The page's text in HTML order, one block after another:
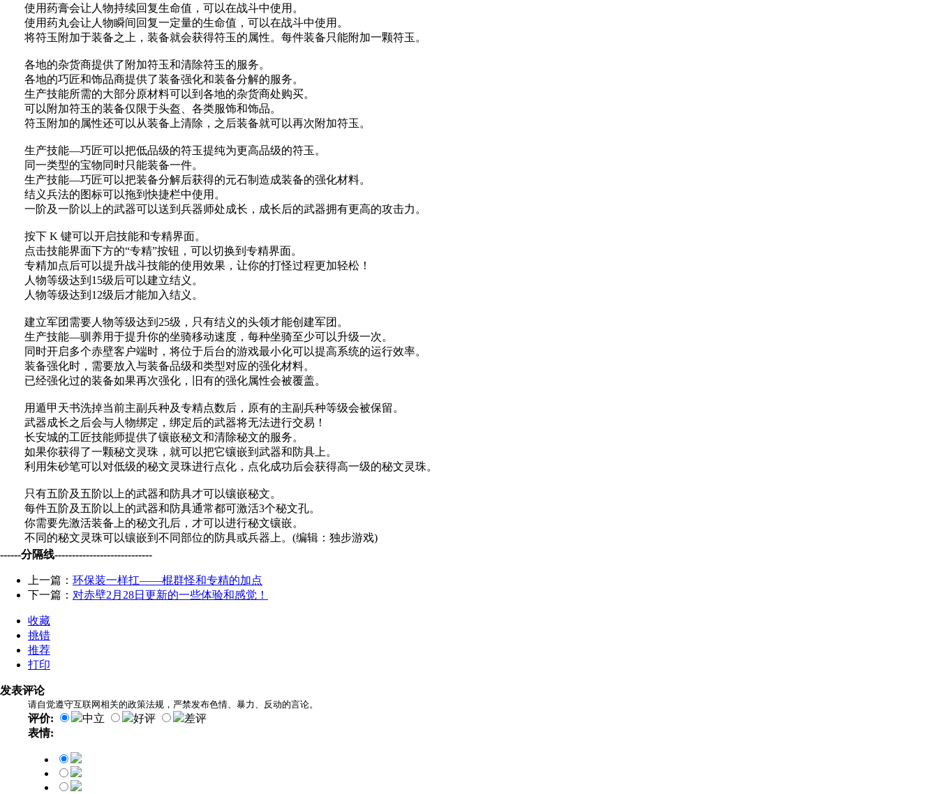
使用药膏会让人物持续回复生命值，可以在战斗中使用。
使用药丸会让人物瞬间回复一定量的生命值，可以在战斗中使用。
将符玉附加于装备之上，装备就会获得符玉的属性。每件装备只能附加一颗符玉。
各地的杂货商提供了附加符玉和清除符玉的服务。
各地的巧匠和饰品商提供了装备强化和装备分解的服务。
生产技能所需的大部分原材料可以到各地的杂货商处购买。
可以附加符玉的装备仅限于头盔、各类服饰和饰品。
符玉附加的属性还可以从装备上清除，之后装备就可以再次附加符玉。
生产技能—巧匠可以把低品级的符玉提纯为更高品级的符玉。
同一类型的宝物同时只能装备一件。
生产技能—巧匠可以把装备分解后获得的元石制造成装备的强化材料。
结义兵法的图标可以拖到快捷栏中使用。
一阶及一阶以上的武器可以送到兵器师处成长，成长后的武器拥有更高的攻击力。
按下 K 键可以开启技能和专精界面。
点击技能界面下方的“专精”按钮，可以切换到专精界面。
专精加点后可以提升战斗技能的使用效果，让你的打怪过程更加轻松！
人物等级达到15级后可以建立结义。
人物等级达到12级后才能加入结义。
建立军团需要人物等级达到25级，只有结义的头领才能创建军团。
生产技能—驯养用于提升你的坐骑移动速度，每种坐骑至少可以升级一次。
同时开启多个赤壁客户端时，将位于后台的游戏最小化可以提高系统的运行效率。
装备强化时，需要放入与装备品级和类型对应的强化材料。
已经强化过的装备如果再次强化，旧有的强化属性会被覆盖。
用遁甲天书洗掉当前主副兵种及专精点数后，原有的主副兵种等级会被保留。
武器成长之后会与人物绑定，绑定后的武器将无法进行交易！
长安城的工匠技能师提供了镶嵌秘文和清除秘文的服务。
如果你获得了一颗秘文灵珠，就可以把它镶嵌到武器和防具上。
利用朱砂笔可以对低级的秘文灵珠进行点化，点化成功后会获得高一级的秘文灵珠。
只有五阶及五阶以上的武器和防具才可以镶嵌秘文。
每件五阶及五阶以上的武器和防具通常都可激活3个秘文孔。
你需要先激活装备上的秘文孔后，才可以进行秘文镶嵌。
不同的秘文灵珠可以镶嵌到不同部位的防具或兵器上。(编辑：独步游戏)
------分隔线----------------------------
上一篇： 环保装一样扛——棍群怪和专精的加点
下一篇： 对赤壁2月28日更新的一些体验和感觉！
收藏
挑错
推荐
打印
发表评论
请自觉遵守互联网相关的政策法规，严禁发布色情、暴力、反动的言论。
评价: 中立 好评
差评
表情: